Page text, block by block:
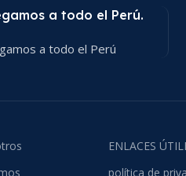
a todo el Perú.
a todo el Perú
ENLACES
política de